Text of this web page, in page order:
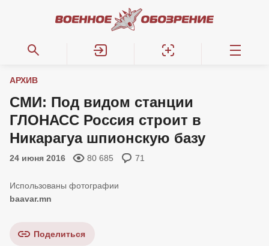
АРХИВ
СМИ: Под видом станции
ГЛОНАСС Россия строит в
Никарагуа шпионскую базу
24 июня 2016 80 685 71
baavar.mn
Поделиться